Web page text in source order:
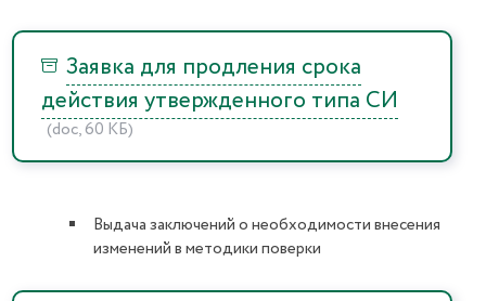
Заявка для продления срока
действия утвержденного типа СИ
(doc, 60 КБ)
Выдача заключений о необходимости внесения
изменений в методики поверки